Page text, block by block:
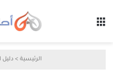
الرئيسية > دليل